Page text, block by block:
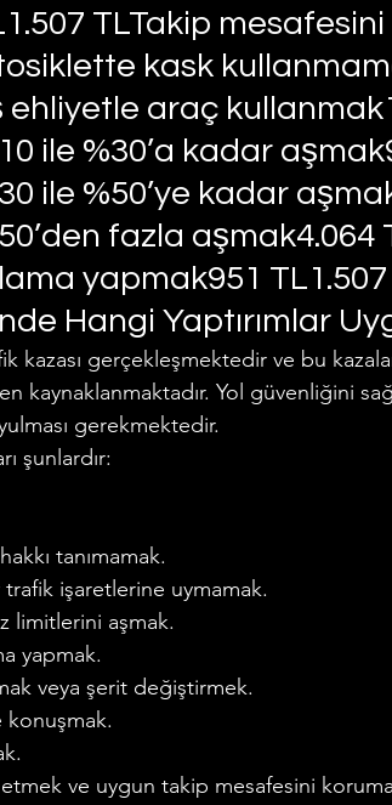
TLTakip mesafesini
kask
ehliyetle araç
ile %30’a kadar
ile %50’ye kadar
fazla aşmak4.064
yapmak951 TL1.507
Hangi Yaptırımlar
kazası gerçekleşmektedir ve bu
kaynaklanmaktadır. Yol güvenliğini
gerekmektedir.
şunlardır:
tanımamak.
trafik işaretlerine uymamak.
limitlerini aşmak.
yapmak.
veya şerit değiştirmek.
konuşmak.
ve uygun takip mesafesini